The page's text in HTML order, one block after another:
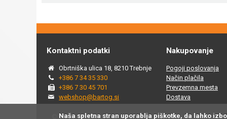
Kontaktni podatki
Obrtniška ulica 18, 8210 Trebnje
+386 7 34 35 330
+386 7 30 45 701
webshop@bartog.si
Nakupovanje
Pogoji poslovanja
Način plačila
Prevzemna mesta
Dostava
© 2015 - 2025 Spletna trgovina Bartog, v spletni trgovini
Naša spletna stran uporablja piškotke, da lahko